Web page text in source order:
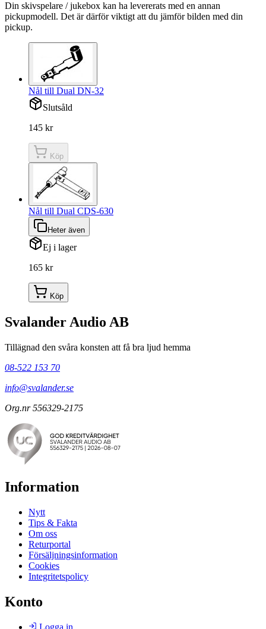
Din skivspelare / jukebox kan ha levererats med en annan
pickupmodell. Det är därför viktigt att du jämför bilden med din
pickup.
Nål till Dual DN-32
Slutsåld
145 kr
Köp
Nål till Dual CDS-630
Heter även
Ej i lager
165 kr
Köp
Svalander Audio AB
Tillägnad den svåra konsten att få bra ljud hemma
08-522 153 70
info@svalander.se
Org.nr 556329-2175
Information
Nytt
Tips & Fakta
Om oss
Returportal
Försäljningsinformation
Cookies
Integritetspolicy
Konto
Logga in